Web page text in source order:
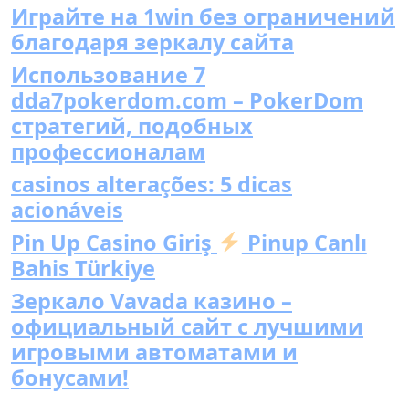
Играйте на 1win без ограничений
благодаря зеркалу сайта
Использование 7
dda7pokerdom.com – PokerDom
стратегий, подобных
профессионалам
casinos alterações: 5 dicas
acionáveis
Pin Up Casino Giriş
Pinup Canlı
Bahis Türkiye
Зеркало Vavada казино –
официальный сайт с лучшими
игровыми автоматами и
бонусами!